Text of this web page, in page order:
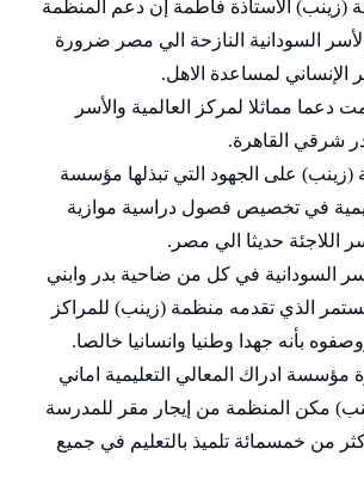
(زينب) الأستاذة فاطمة إن دعم المنظمة
السودانية النازحة الي مصر ضرورة
الإنساني لمساعدة الاهل.
دعما مماثلا لمركز العالمية والأسر
شرقي القاهرة.
(زينب) على الجهود التي تبذلها مؤسسة
في تخصيص فصول دراسية موازية
اللاجئة حديثا الي مصر.
السودانية في كل من ضاحية بدر وابني
الذي تقدمه منظمة (زينب) للمراكز
بأنه جهدا وطنيا وانسانيا خالصا.
مؤسسة ادراك المعالي التعليمية اماني
مكن المنظمة من إيجار مقر للمدرسة
من خمسمائة تلميذ بالتعليم في جميع